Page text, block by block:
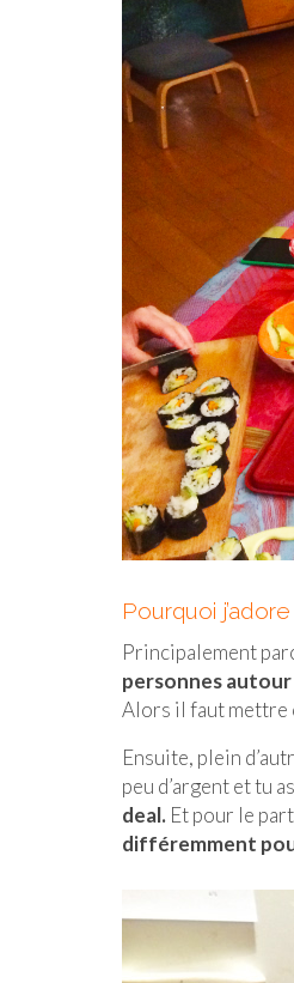
Pourquoi
Principalement
personnes autour
Alors il faut mettre
Ensuite, plein
peu d’argent et tu
deal. Et pour le
différemment